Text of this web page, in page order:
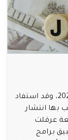
شهد مؤشر داو جونز صعودًا قويًا خلال عام 2021، وقد استفاد
تسبب بها انتشار
عرقلت
برامج